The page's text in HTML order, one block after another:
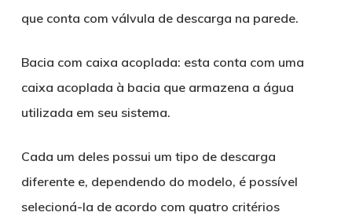
que conta com válvula de descarga na parede.
Bacia com caixa acoplada: esta conta com uma
caixa acoplada à bacia que armazena a água
utilizada em seu sistema.
Cada um deles possui um tipo de descarga
diferente e, dependendo do modelo, é possível
selecioná-la de acordo com quatro critérios